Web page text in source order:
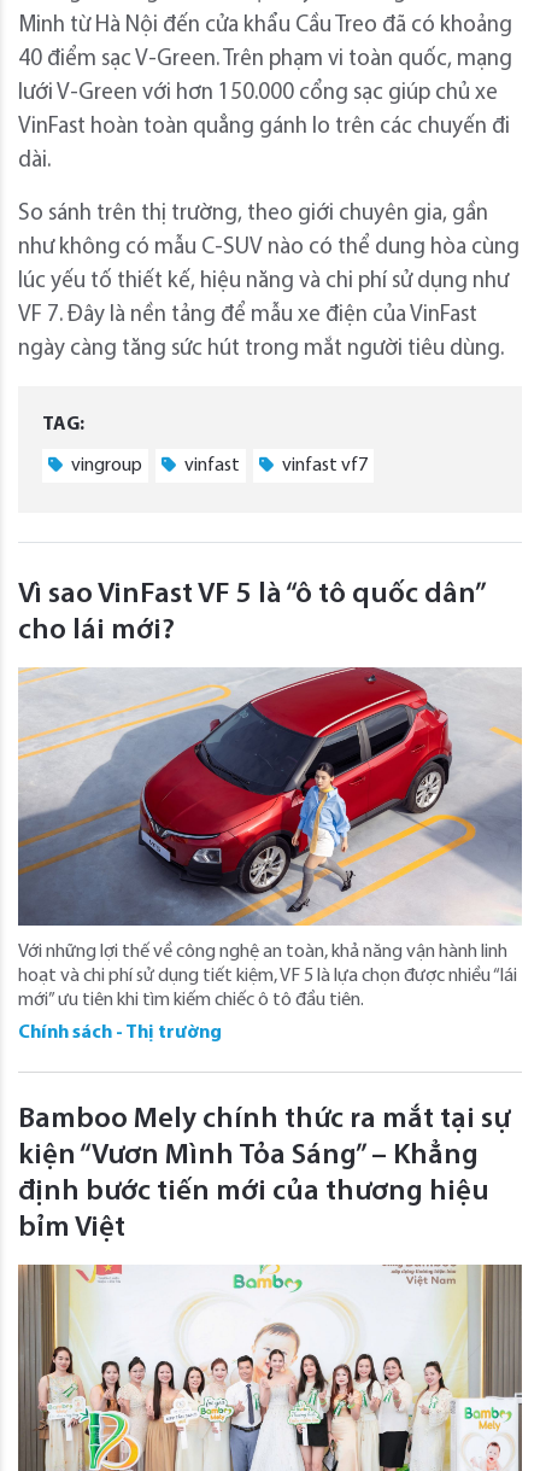
Minh từ Hà Nội đến cửa khẩu Cầu Treo đã có khoảng
40 điểm sạc V-Green. Trên phạm vi toàn quốc, mạng
lưới V-Green với hơn 150.000 cổng sạc giúp chủ xe
VinFast hoàn toàn quẳng gánh lo trên các chuyến đi
dài.
So sánh trên thị trường, theo giới chuyên gia, gần
như không có mẫu C-SUV nào có thể dung hòa cùng
lúc yếu tố thiết kế, hiệu năng và chi phí sử dụng như
VF 7. Đây là nền tảng để mẫu xe điện của VinFast
ngày càng tăng sức hút trong mắt người tiêu dùng.
TAG:
vingroup vinfast vinfast vf7
Vì sao VinFast VF 5 là “ô tô quốc dân”
cho lái mới?
Với những lợi thế về công nghệ an toàn, khả năng vận hành linh
hoạt và chi phí sử dụng tiết kiệm, VF 5 là lựa chọn được nhiều “lái
mới” ưu tiên khi tìm kiếm chiếc ô tô đầu tiên.
Chính sách - Thị trường
Bamboo Mely chính thức ra mắt tại sự
kiện “Vươn Mình Tỏa Sáng” – Khẳng
định bước tiến mới của thương hiệu
bỉm Việt